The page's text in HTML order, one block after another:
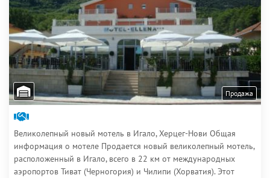
Продажа
Великолепный новый мотель в Игало, Херцег-Нови Общая
информация о мотеле Продается новый великолепный мотель,
расположенный в Игало, всего в 22 км от международных
аэропортов Тиват (Черногория) и Чилипи (Хорватия). Этот